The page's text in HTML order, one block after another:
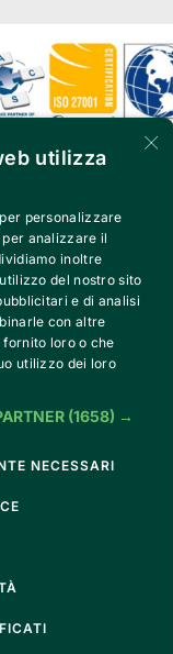
di:
Cinisello Balsamo (MI)
1833471
i diritti riservati
di biglietteria Belive
protocollo n. 2025/
certificato SSL
×
utilizza
personalizzare
analizzare il
inoltre
del nostro sito
e di analisi
con altre
loro o che
utilizzo dei loro
(1658) →
NECESSARI